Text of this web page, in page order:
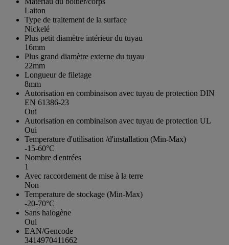
Laiton
Type de traitement de la surface
Nickelé
Plus petit diamètre intérieur du tuyau
16mm
Plus grand diamètre externe du tuyau
22mm
Longueur de filetage
8mm
Autorisation en combinaison avec tuyau de protection DIN
EN 61386-23
Oui
Autorisation en combinaison avec tuyau de protection UL
Oui
Temperature d'utilisation /d'installation (Min-Max)
-15-60°C
Nombre d'entrées
1
Avec raccordement de mise à la terre
Non
Temperature de stockage (Min-Max)
-20-70°C
Sans halogène
Oui
EAN/Gencode
3414970411662